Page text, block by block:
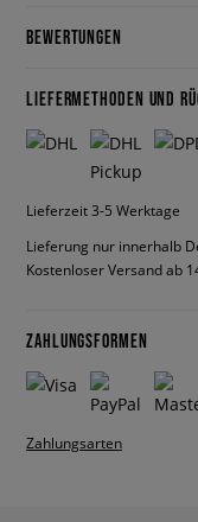
BEWERTUNGEN
LIEFERMETHODEN UND
Lieferzeit 3-5 Werktage
Lieferung nur innerhalb
Kostenloser Versand ab
ZAHLUNGSFORMEN
Zahlungsarten